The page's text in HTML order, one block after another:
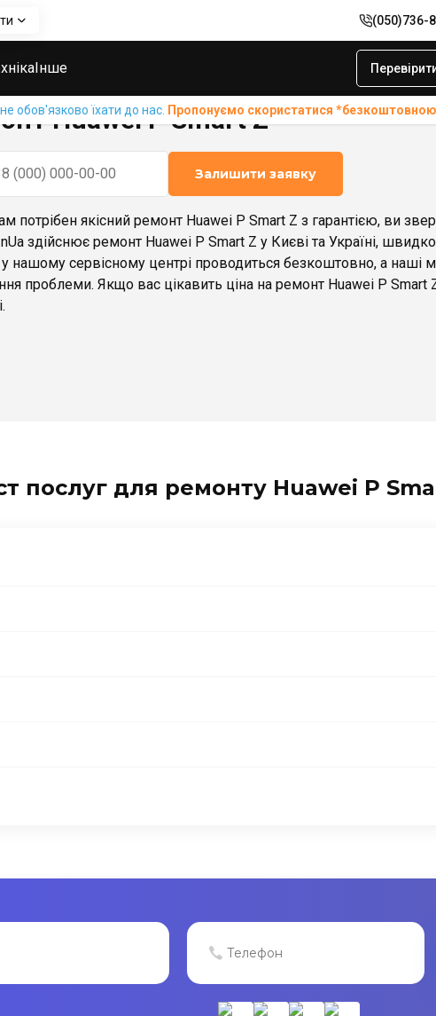
(050)736-
Інше
обов'язково їхати до нас. Пропонуємо скористатися *безкоштовною
Z
Huawei P Smart Z
Залишити заявку
потрібен якісний ремонт Huawei P Smart Z з гарантією, ви
здійснює ремонт Huawei P Smart Z у Києві та Україні,
нашому сервісному центрі проводиться безкоштовно, а наші
проблеми. Якщо вас цікавить ціна на ремонт Huawei P Smart
послуг для ремонту Huawei P